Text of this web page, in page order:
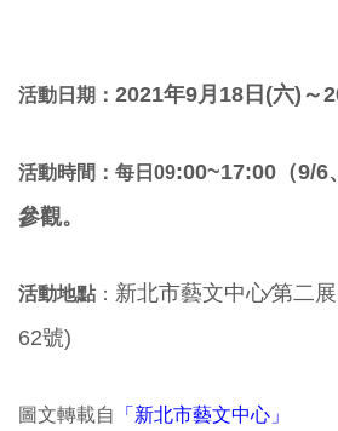
活動日期： 2021年9月18 日(六)～
活動時間：每日09:00~17:00（9/6
參觀。
活動地點 ： 新北市藝文中心∕第二
62號)
圖文轉載自 「新北市藝文中心」